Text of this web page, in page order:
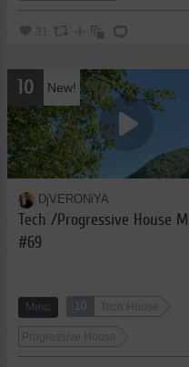
31
10 New!
DjVERONiYA
Tech /Progressive House
#69
Микс 10 Tech House
Progressive House